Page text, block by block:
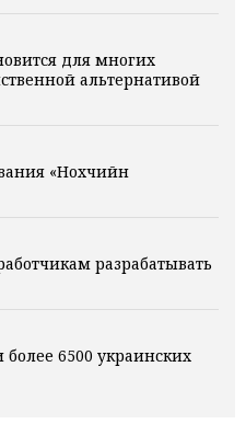
для многих
альтернативой
«Нохчийн
разрабатывать
6500 украинских